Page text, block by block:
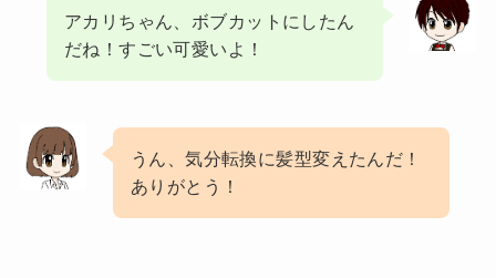
アカリちゃん、ボブカットにしたん
だね！すごい可愛いよ！
うん、気分転換に髪型変えたんだ！
ありがとう！